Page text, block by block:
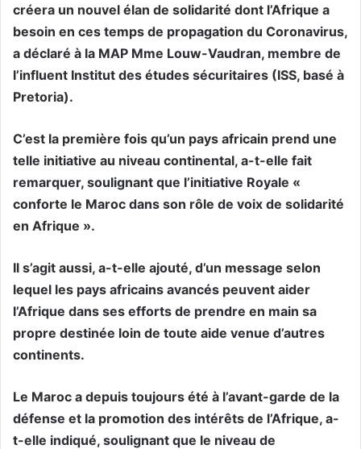
créera un nouvel élan de solidarité dont l’Afrique a
besoin en ces temps de propagation du Coronavirus,
a déclaré à la MAP Mme Louw-Vaudran, membre de
l’influent Institut des études sécuritaires (ISS, basé à
Pretoria).
C’est la première fois qu’un pays africain prend une
telle initiative au niveau continental, a-t-elle fait
remarquer, soulignant que l’initiative Royale «
conforte le Maroc dans son rôle de voix de solidarité
en Afrique ».
Il s’agit aussi, a-t-elle ajouté, d’un message selon
lequel les pays africains avancés peuvent aider
l’Afrique dans ses efforts de prendre en main sa
propre destinée loin de toute aide venue d’autres
continents.
Le Maroc a depuis toujours été à l’avant-garde de la
défense et la promotion des intérêts de l’Afrique, a-
t-elle indiqué, soulignant que le niveau de